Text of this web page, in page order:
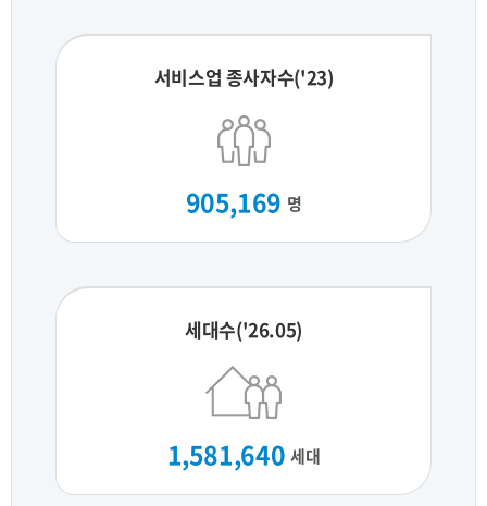
서비스업 종사자수('23)
905,169 명
세대수('26.05)
1,581,640 세대